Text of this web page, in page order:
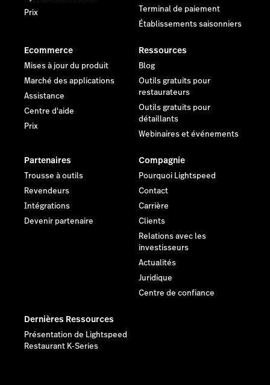
Prix
Terminal de paiement
Établissements saisonniers
Ecommerce
Mises à jour du produit
Marché des applications
Assistance
Centre d'aide
Prix
Ressources
Blog
Outils gratuits pour
restaurateurs
Outils gratuits pour
détaillants
Webinaires et événements
Partenaires
Trousse à outils
Revendeurs
Intégrations
Devenir partenaire
Compagnie
Pourquoi Lightspeed
Contact
Carrière
Clients
Relations avec les
investisseurs
Actualités
Juridique
Centre de confiance
Dernières Ressources
Présentation de Lightspeed
Restaurant K-Series